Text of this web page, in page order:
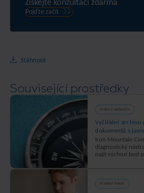
Získejte konzultaci zdarma
Pojďte začít
Stáhnout
Související prostředky
Videa a webináře
Vyčištění archivu
dokumentů s
Iron Mountain
diagnostický
najít výchozí bod
Přehled řešení